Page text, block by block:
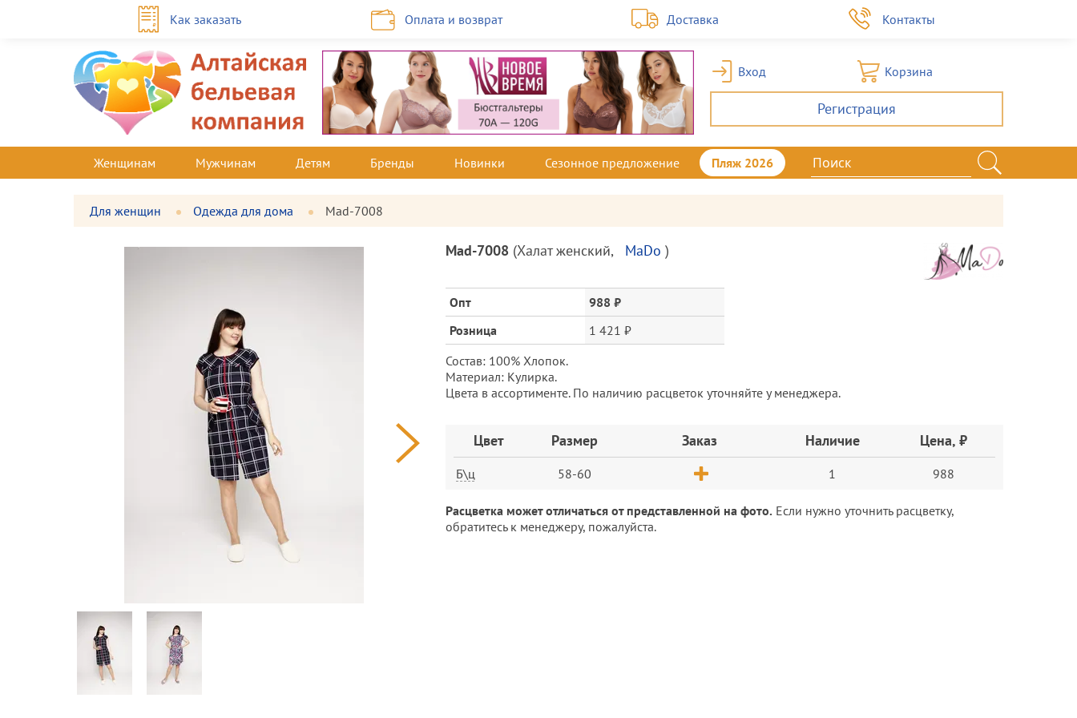
Как заказать Оплата и возврат Доставка Контакты
Вход Корзина
Регистрация
Женщинам Мужчинам Детям Бренды Новинки Сезонное предложение Пляж 2026
Для женщин Одежда для дома Mad-7008
Фотографии
Большая
Описание
и
цена
Mad-7008 (Халат женский, MaDo )
Опт
988 ₽
Розница
1 421 ₽
Состав: 100% Хлопок.
Материал: Кулирка.
Цвета в ассортименте. По наличию расцветок уточняйте у менеджера.
Заказ
Цвет Размер Заказ Наличие Цена, ₽
Б\ц 58-60 1 988
Расцветка может отличаться от представленной на фото. Если нужно уточнить расцветку,
обратитесь к менеджеру, пожалуйста.